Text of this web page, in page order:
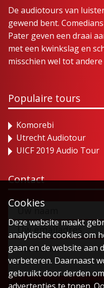
Cookies
Deze website maakt
analytische cookies om
gaan en de website aan
verbeteren. Daarnaast
gebruikt door derden
De audiotours van
gewend bent.
Pater geven een draai
met een kwinkslag en
misschien wel tot
Populaire tours
Komorebi
Utrecht Audiotour
UICF 2019 Audio Tour
Contact